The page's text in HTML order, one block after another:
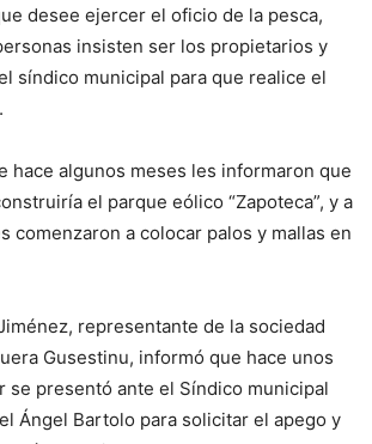
desee ejercer el oficio de la pesca,
insisten ser los propietarios y
síndico municipal para que realice el
hace algunos meses les informaron que
el parque eólico “Zapoteca”, y a
comenzaron a colocar palos y mallas en
representante de la sociedad
Gusestinu, informó que hace unos
se presentó ante el Síndico municipal
Ángel Bartolo para solicitar el apego y